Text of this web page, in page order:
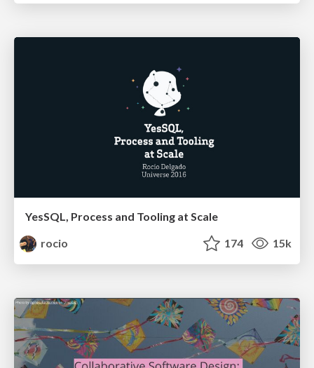
YesSQL, Process and Tooling at Scale
rocio
174 15k